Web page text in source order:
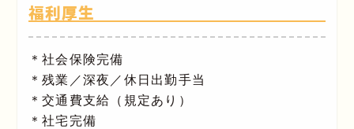
福利厚生
＊社会保険完備
＊残業／深夜／休日出勤手当
＊交通費支給（規定あり）
＊社宅完備